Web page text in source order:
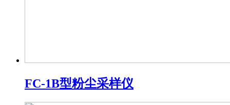
FC-1B型粉尘采样仪